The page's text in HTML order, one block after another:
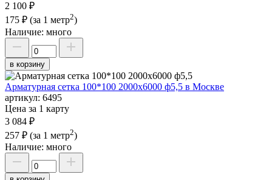
2 100 ₽
175 ₽ (за 1 метр2)
Наличие: много
в корзину
Арматурная сетка 100*100 2000х6000 ф5,5 в Москве
артикул: 6495
Цена за 1 карту
3 084 ₽
257 ₽ (за 1 метр2)
Наличие: много